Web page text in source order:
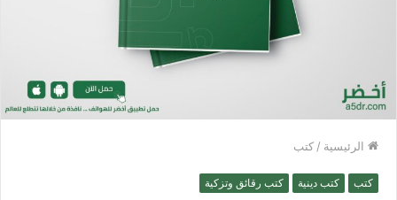
الرئيسية / كتب
كتب كتب دينية كتب رقائق وتزكية